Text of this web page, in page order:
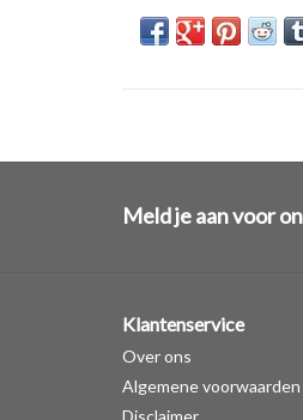
Meld je aan voor
Klantenservice
Over ons
Algemene voorwaarden
Disclaimer